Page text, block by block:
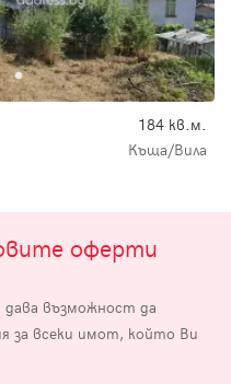
184 кв.м.
Къща/Вила
оферти
дава възможност да
за всеки имот, който Ви